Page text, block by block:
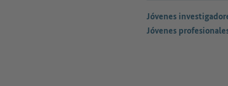
Jóvenes
Jóvenes